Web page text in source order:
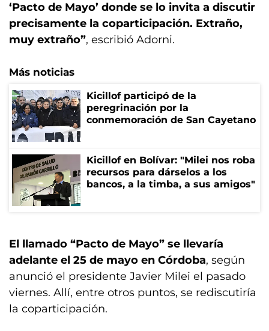
‘Pacto de Mayo’ donde se lo invita a discutir
precisamente la coparticipación. Extraño,
muy extraño”, escribió Adorni.
Más noticias
Kicillof participó de la
peregrinación por la
conmemoración de San Cayetano
Kicillof en Bolívar: "Milei nos roba
recursos para dárselos a los
bancos, a la timba, a sus amigos"
El llamado “Pacto de Mayo” se llevaría
adelante el 25 de mayo en Córdoba, según
anunció el presidente Javier Milei el pasado
viernes. Allí, entre otros puntos, se rediscutiría
la coparticipación.